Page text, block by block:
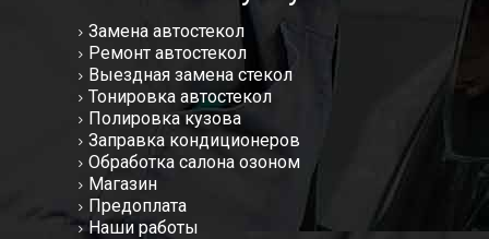
Замена автостекол
Ремонт автостекол
Выездная замена стекол
Тонировка автостекол
Полировка кузова
Заправка кондиционеров
Обработка салона озоном
Магазин
Предоплата
Наши работы